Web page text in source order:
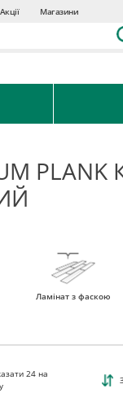
Акції Магазини
Ламінат з фаскою
24на